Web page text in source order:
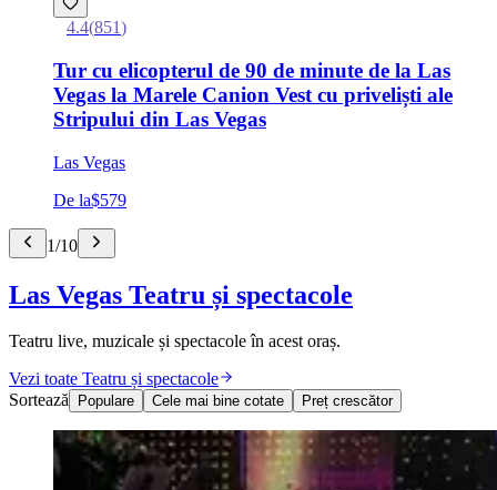
4.4(851)
Tur cu elicopterul de 90 de minute de la Las
Vegas la Marele Canion Vest cu priveliști ale
Stripului din Las Vegas
Las Vegas
De la$579
1/10
Las Vegas Teatru și spectacole
Teatru live, muzicale și spectacole în acest oraș.
Vezi toate Teatru și spectacole
Sortează
Populare Cele mai bine cotate Preț crescător